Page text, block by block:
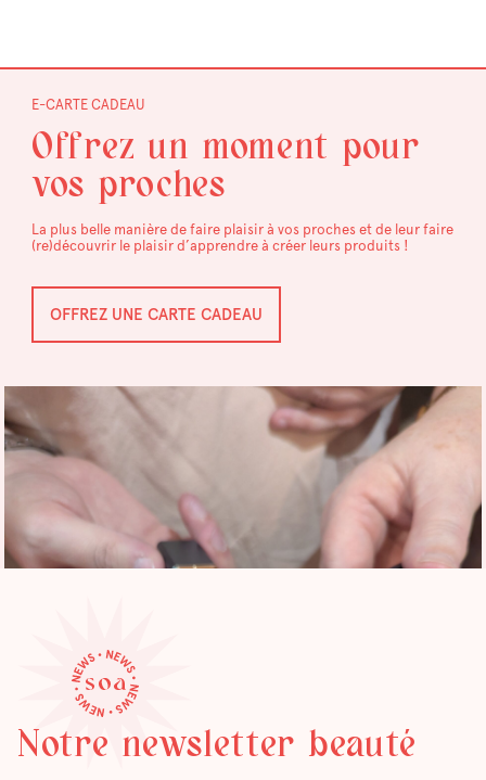
E-CARTE CADEAU
Offrez un moment pour
vos proches
La plus belle manière de faire plaisir à vos proches et de leur faire
(re)découvrir le plaisir d’apprendre à créer leurs produits !
OFFREZ UNE CARTE CADEAU
Notre newsletter beauté